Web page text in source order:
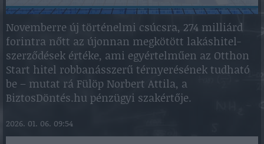
Novemberre új történelmi csúcsra, 274 milliárd
forintra nőtt az újonnan megkötött lakáshitel-
szerződések értéke, ami egyértelműen az Otthon
Start hitel robbanásszerű térnyerésének tudható
be – mutat rá Fülöp Norbert Attila, a
BiztosDöntés.hu pénzügyi szakértője.
2026. 01. 06. 09:54